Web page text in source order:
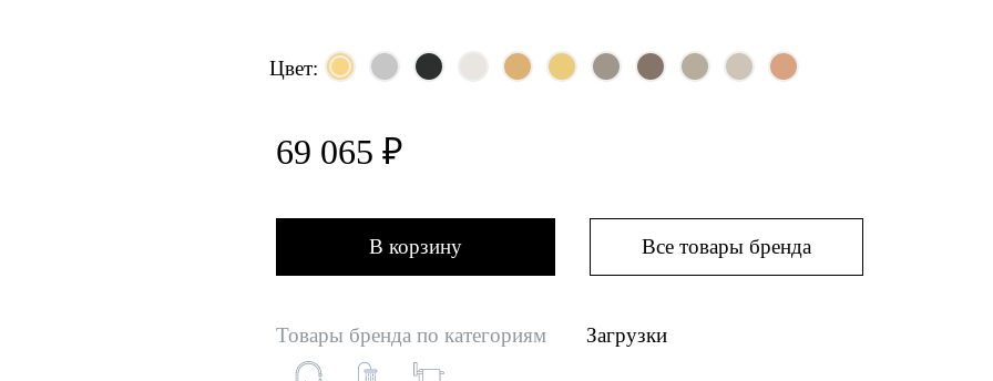
Цвет:
69 065 ₽
В корзину Все товары бренда
Товары бренда по категориям Загрузки